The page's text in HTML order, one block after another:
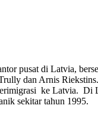
pusat di Latvia,
dan Arnis
ke Latvia. Di
sekitar tahun 1995.